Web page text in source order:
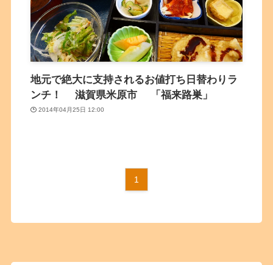
地元で絶大に支持されるお値打ち日替わりラ
ンチ！ 滋賀県米原市 「福来路巣」
2014年04月25日 12:00
1